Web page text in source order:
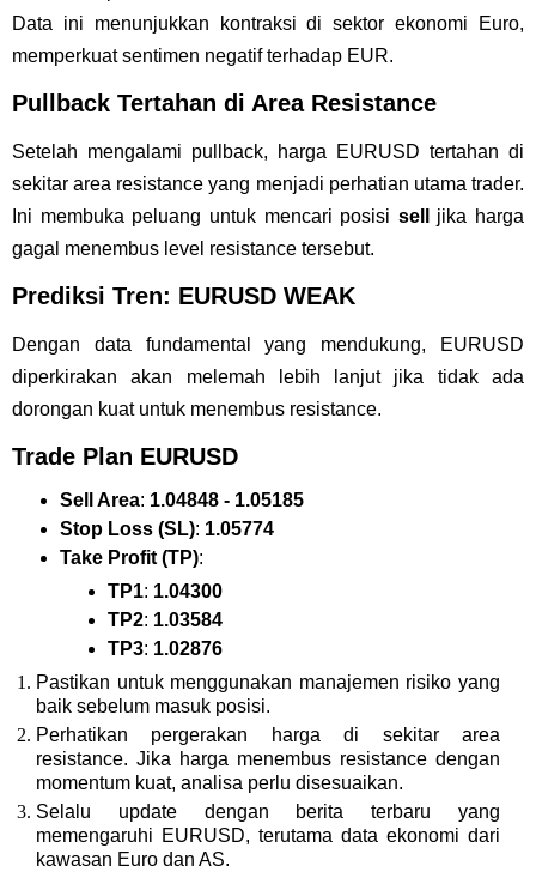
Data ini menunjukkan kontraksi di sektor ekonomi Euro,
memperkuat sentimen negatif terhadap EUR.
Pullback Tertahan di Area Resistance
Setelah mengalami pullback, harga EURUSD tertahan di
sekitar area resistance yang menjadi perhatian utama trader.
Ini membuka peluang untuk mencari posisi sell
jika harga
gagal menembus level resistance tersebut.
Prediksi Tren: EURUSD WEAK
Dengan data fundamental yang mendukung, EURUSD
diperkirakan akan melemah lebih lanjut jika tidak ada
dorongan kuat untuk menembus resistance.
Trade Plan EURUSD
Sell Area: 1.04848 - 1.05185
Stop Loss (SL): 1.05774
Take Profit (TP):
TP1: 1.04300
TP2: 1.03584
TP3: 1.02876
Pastikan untuk menggunakan manajemen risiko yang
baik sebelum masuk posisi.
Perhatikan pergerakan harga di sekitar area
resistance. Jika harga menembus resistance dengan
momentum kuat, analisa perlu disesuaikan.
Selalu update dengan berita terbaru yang
memengaruhi EURUSD, terutama data ekonomi dari
kawasan Euro dan AS.